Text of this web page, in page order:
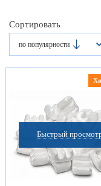
Сортировать
по популярности
Быстрый